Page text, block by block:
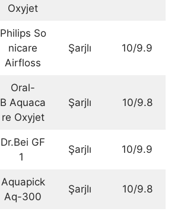
Oxyjet
Philips So
nicare
Airfloss
Şarjlı 10/9.9
Oral-
B Aquaca
re Oxyjet
Şarjlı 10/9.8
Dr.Bei GF
1
Şarjlı 10/9.9
Aquapick
Aq-300
Şarjlı 10/9.8